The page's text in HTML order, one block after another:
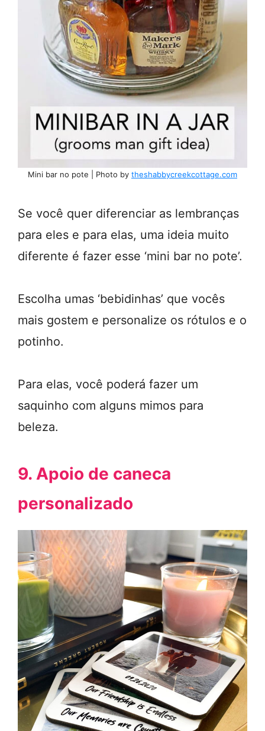
Mini bar no pote | Photo by theshabbycreekcottage.com
Se você quer diferenciar as lembranças
para eles e para elas, uma ideia muito
diferente é fazer esse ‘mini bar no pote’.
Escolha umas ‘bebidinhas’ que vocês
mais gostem e personalize os rótulos e o
potinho.
Para elas, você poderá fazer um
saquinho com alguns mimos para
beleza.
9. Apoio de caneca
personalizado